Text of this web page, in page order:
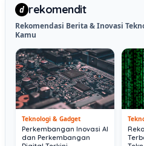
d rekomendit
Rekomendasi Berita & Inovasi
Kamu
Teknologi & Gadget
Perkembangan Inovasi AI
dan Perkembangan